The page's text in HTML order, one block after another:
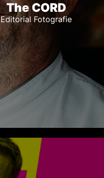
The CORD
Editorial Fotografie